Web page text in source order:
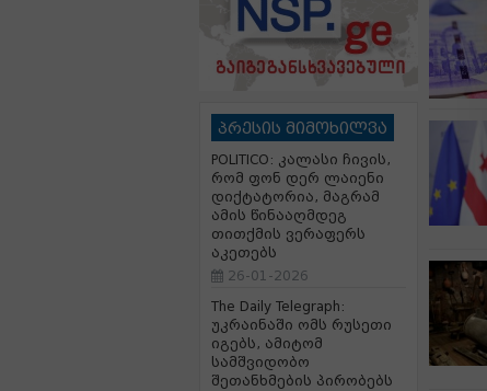
პრესის მიმოხილვა
POLITICO: კალასი ჩივის,
რომ ფონ დერ ლაიენი
დიქტატორია, მაგრამ
ამის წინააღმდეგ
თითქმის ვერაფერს
აკეთებს
26-01-2026
The Daily Telegraph:
უკრაინაში ომს რუსეთი
იგებს, ამიტომ
სამშვიდობო
შეთანხმების პირობებს